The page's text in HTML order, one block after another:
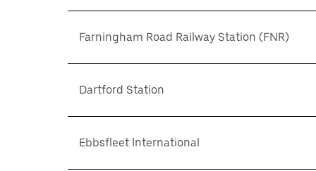
Farningham Road Railway Station (FNR)
Dartford Station
Ebbsfleet International